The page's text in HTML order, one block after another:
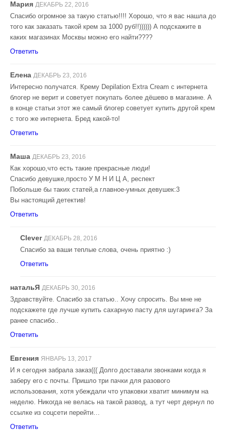
Мария ДЕКАБРЬ 22, 2016
Спасибо огромное за такую статью!!!! Хорошо, что я вас нашла до
того как заказать такой крем за 1000 руб!!)))))) А подскажите в
каких магазинах Москвы можно его найти????
Ответить
Елена ДЕКАБРЬ 23, 2016
Интересно получатся. Крему Depilation Extra Cream с интернета
блогер не верит и советует покупать более дёшево в магазине. А
в конце статьи этот же самый блогер советует купить другой крем
с того же интернета. Бред какой-то!
Ответить
Маша ДЕКАБРЬ 23, 2016
Как хорошо,что есть такие прекрасные люди!
Спасибо девушке,просто У М Н И Ц А, респект
Побольше бы таких статей,а главное-умных девушек:3
Вы настоящий детектив!
Ответить
Clever ДЕКАБРЬ 28, 2016
Спасибо за ваши теплые слова, очень приятно :)
Ответить
натальЯ ДЕКАБРЬ 30, 2016
Здравствуйте. Спасибо за статью.. Хочу спросить. Вы мне не
подскажете где лучше купить сахарную пасту для шугаринга? За
ранее спасибо..
Ответить
Евгения ЯНВАРЬ 13, 2017
И я сегодня забрала заказ((( Долго доставали звонками когда я
заберу его с почты. Пришло три пачки для разового
использования, хотя убеждали что упаковки хватит минимум на
неделю. Никогда не велась на такой развод, а тут черт дернул по
ссылке из соцсети перейти…
Ответить